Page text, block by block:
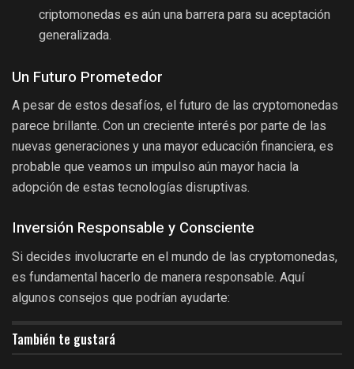
criptomonedas es aún una barrera para su aceptación
generalizada.
Un Futuro Prometedor
A pesar de estos desafíos, el futuro de las cryptomonedas
parece brillante. Con un creciente interés por parte de las
nuevas generaciones y una mayor educación financiera, es
probable que veamos un impulso aún mayor hacia la
adopción de estas tecnologías disruptivas.
Inversión Responsable y Consciente
Si decides involucrarte en el mundo de las cryptomonedas,
es fundamental hacerlo de manera responsable. Aquí
algunos consejos que podrían ayudarte:
También te gustará